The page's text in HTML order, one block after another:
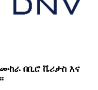
በቢሮ ቬሪታስ እና